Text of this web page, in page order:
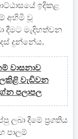
ඉදිකළ
අහිමි වූ
දීමට මැදිහත්වන
දුන්නේය.
වාසනාව
වැඩිවන
පලාපල
ලබා දීමේ ප්‍රගතිය
පාලම්